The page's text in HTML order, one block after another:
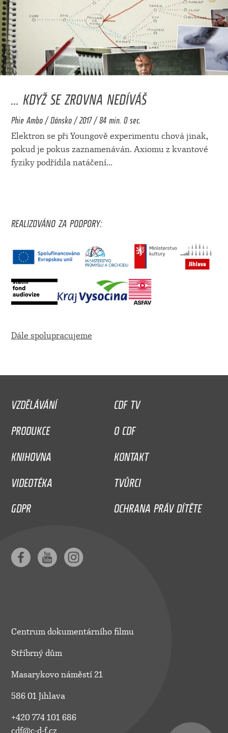
... KDYŽ SE ZROVNA NEDÍVÁŠ
Phie Ambo / Dánsko / 2017 / 84 min. 0 sec.
Elektron se při Youngově experimentu chová jinak,
pokud je pokus zaznamenáván. Axiomu z kvantové
fyziky podřídila natáčení...
REALIZOVÁNO ZA PODPORY:
Dále spolupracujeme
VZDĚLÁVÁNÍ
CDF TV
PRODUKCE
O CDF
KNIHOVNA
KONTAKT
VIDEOTÉKA
TVŮRCI
GDPR
OCHRANA PRÁV DÍTĚTE
Centrum dokumentárního filmu
Stříbrný dům
Masarykovo náměstí 21
586 01 Jihlava
+420 774 101 686
cdf@c-d-f.cz